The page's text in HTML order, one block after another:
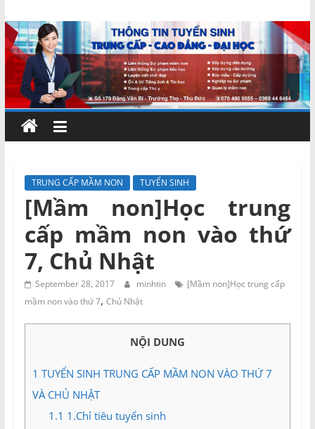
to
content
Chứng
chỉ
ngắn
hạn
–
MIENNAM
Education
Đào
tạo
Miền
TRUNG CẤP MẦM NON TUYỂN SINH
[Mầm non]Học trung
cấp mầm non vào thứ
7, Chủ Nhật
September 28, 2017 minhtin
[Mầm non]Học trung cấp
mầm non vào thứ 7, Chủ Nhật
NỘI DUNG
1 TUYỂN SINH TRUNG CẤP MẦM NON VÀO THỨ 7
VÀ CHỦ NHẬT
1.1 1.Chỉ tiêu tuyển sinh